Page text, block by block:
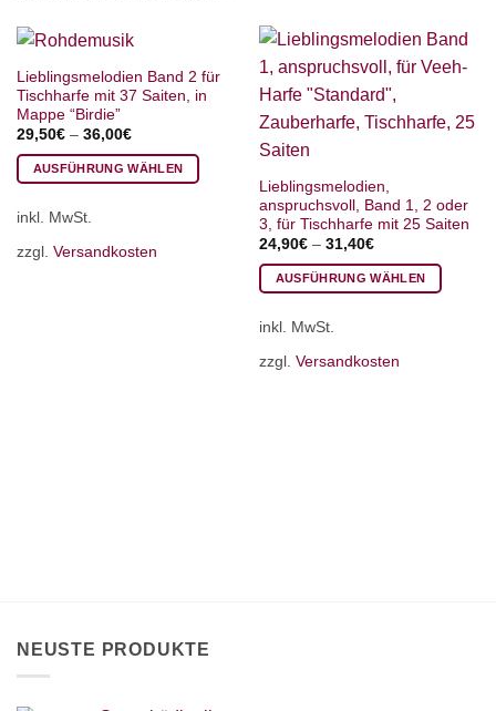
Lieblingsmelodien Band 2 für
Tischharfe mit 37 Saiten, in
Mappe “Birdie”
29,50€– 36,00€
AUSFÜHRUNG WÄHLEN
Produkt
mehrere
inkl. MwSt.
zzgl. Versandkosten
Lieblingsmelodien,
anspruchsvoll, Band 1, 2 oder
3, für Tischharfe mit 25 Saiten
24,90€– 31,40€
AUSFÜHRUNG WÄHLEN
Produkt
mehrere
inkl. MwSt.
zzgl. Versandkosten
NEUSTE PRODUKTE